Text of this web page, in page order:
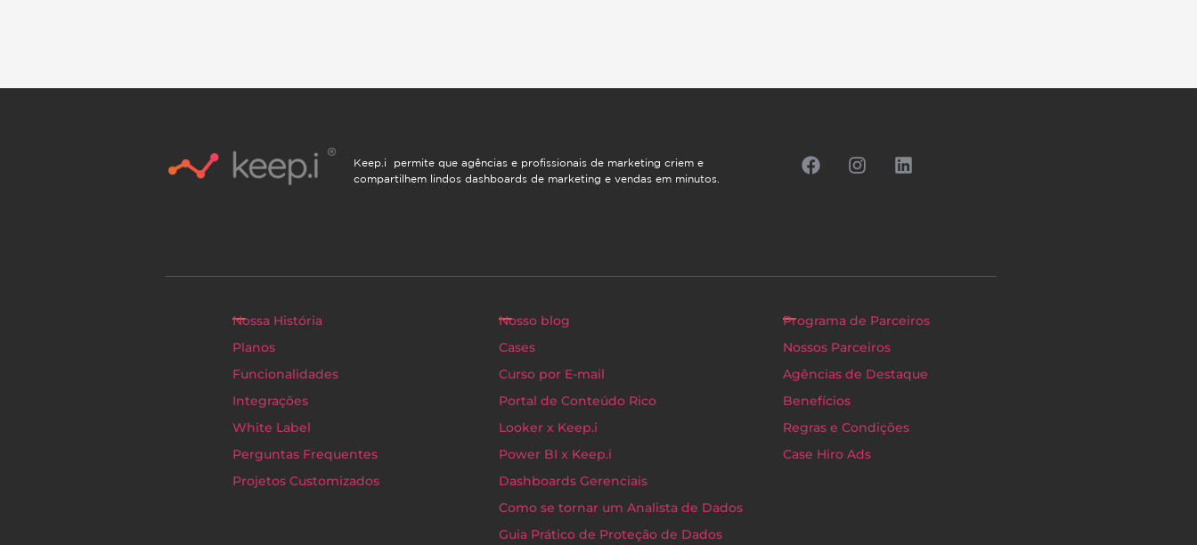
Keep.i permite que agências e profissionais de marketing criem e
compartilhem lindos dashboards de marketing e vendas em minutos.
Nossa História
Planos
Funcionalidades
Integrações
White Label
Perguntas Frequentes
Projetos Customizados
Nosso blog
Cases
Curso por E-mail
Portal de Conteúdo Rico
Looker x Keep.i
Power BI x Keep.i
Dashboards Gerenciais
Como se tornar um Analista de Dados
Guia Prático de Proteção de Dados
Programa de Parceiros
Nossos Parceiros
Agências de Destaque
Benefícios
Regras e Condições
Case Hiro Ads